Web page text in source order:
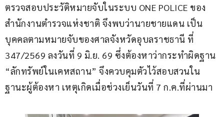
ตรวจสอบประวัติหมายจับในระบบ ONE POLICE ของ
สำนักงานตำรวจแห่งชาติ จึงพบว่านายชายแดน เป็น
บุคคลตามหมายจับของศาลจังหวัดอุบลราชธานี ที่
347/2569 ลงวันที่ 9 มิ.ย. 69 ซึ่งต้องหาว่ากระทำผิดฐาน
“ลักทรัพย์ในเคหสถาน” จึงควบคุมตัวไว้สอบสวนใน
ฐานะผู้ต้องหา เหตุเกิดเมื่อช่วงเย็นวันที่ 7 ก.ค.ที่ผ่านมา